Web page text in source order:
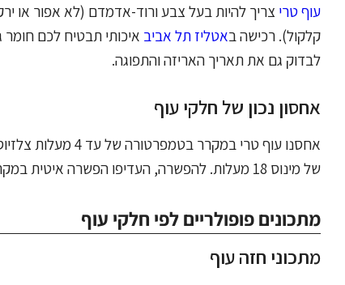
עוף טרי צריך להיות בעל צבע ורוד-אדמדם (לא אפור או
קלקול). רכישה באטליז תל אביב איכותי תבטיח לכם חומר
לבדוק גם את תאריך האריזה והתפוגה.
אחסון נכון של חלקי עוף
של מינוס 18 מעלות. להפשרה, העדיפו הפשרה איטית במקרר ולא בטמפרטורת החדר. זכרו: אין להקפיא מחדש עוף שהופשר!
מתכונים פופולריים לפי חלקי עוף
מתכוני חזה עוף